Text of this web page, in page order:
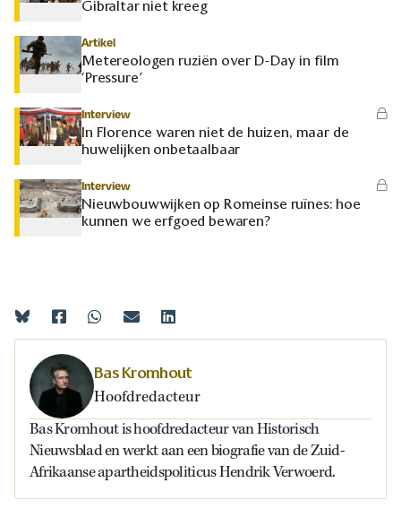
Gibraltar niet kreeg
Artikel
Metereologen ruziën over D-Day in film
‘Pressure’
Interview
In Florence waren niet de huizen, maar de
huwelijken onbetaalbaar
Interview
Nieuwbouwwijken op Romeinse ruïnes: hoe
kunnen we erfgoed bewaren?
Bas Kromhout
Hoofdredacteur
Bas Kromhout is hoofdredacteur van Historisch
Nieuwsblad en werkt aan een biografie van de Zuid-
Afrikaanse apartheidspoliticus Hendrik Verwoerd.